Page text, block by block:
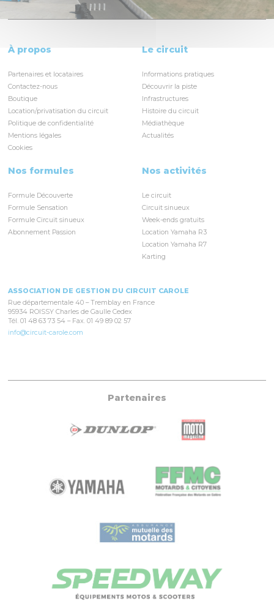
À propos
Partenaires et locataires
Contactez-nous
Boutique
Location/privatisation du circuit
Politique de confidentialité
Mentions légales
Cookies
Le circuit
Informations pratiques
Découvrir la piste
Infrastructures
Histoire du circuit
Médiathèque
Actualités
Nos formules
Formule Découverte
Formule Sensation
Formule Circuit sinueux
Abonnement Passion
Nos activités
Le circuit
Circuit sinueux
Week-ends gratuits
Location Yamaha R3
Location Yamaha R7
Karting
ASSOCIATION DE GESTION DU CIRCUIT CAROLE
Rue départementale 40 – Tremblay en France
95934 ROISSY Charles de Gaulle Cedex
Tél. 01 48 63 73 54 – Fax. 01 49 89 02 57
info@circuit-carole.com
Partenaires